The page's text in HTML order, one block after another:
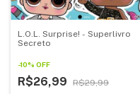
L.O.L. Surprise! - Superlivro
Secreto
-10% OFF
R$26,99 R$29,99